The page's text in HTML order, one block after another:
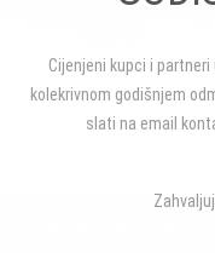
Cijenjeni kupci i
kolekrivnom godišnjem
slati na email